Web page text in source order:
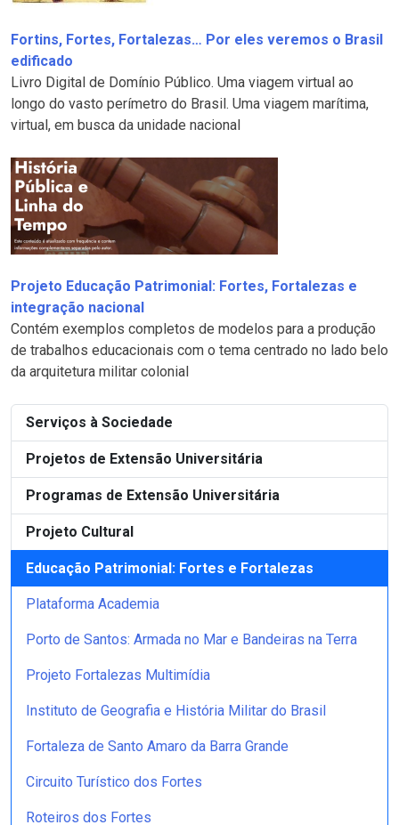
Serviços à Sociedade
Projetos de Extensão Universitária
Programas de Extensão Universitária
Projeto Cultural
Educação Patrimonial: Fortes e Fortalezas
Plataforma Academia
Porto de Santos: Armada no Mar e Bandeiras na Terra
Projeto Fortalezas Multimídia
Instituto de Geografia e História Militar do Brasil
Fortaleza de Santo Amaro da Barra Grande
Circuito Turístico dos Fortes
Roteiros dos Fortes
Fortins, Fortes, Fortalezas… Por eles veremos o Brasil
edificado
Livro Digital de Domínio Público. Uma viagem virtual ao
longo do vasto perímetro do Brasil. Uma viagem marítima,
virtual, em busca da unidade nacional
Projeto Educação Patrimonial: Fortes, Fortalezas e
integração nacional
Contém exemplos completos de modelos para a produção
de trabalhos educacionais com o tema centrado no lado belo
da arquitetura militar colonial